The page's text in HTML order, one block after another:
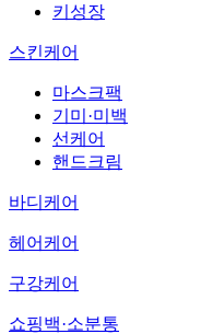
키성장
스킨케어
마스크팩
기미·미백
선케어
핸드크림
바디케어
헤어케어
구강케어
쇼핑백·소분통